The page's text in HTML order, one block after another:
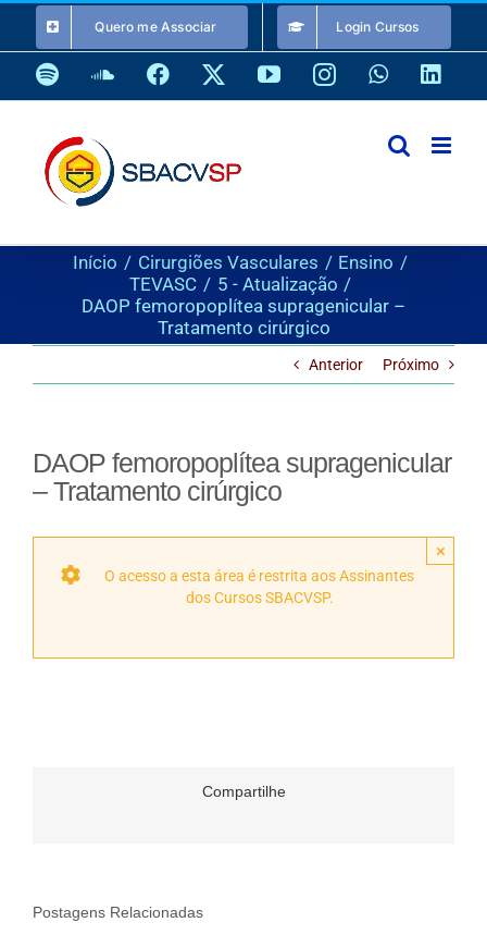
o
conteúdo
Quero me Associar Login Cursos
SpotifySoundCloud
Facebook YouTubeInstagramWhatsApp
Início Cirurgiões Vasculares
Ensino
TEVASC
5 - Atualização
DAOP femoropoplítea supragenicular –
Tratamento cirúrgico
Anterior Próximo
DAOP femoropoplítea supragenicular
– Tratamento cirúrgico
O acesso a esta área é restrita aos Assinantes
dos Cursos SBACVSP.
×
Compartilhe
Postagens Relacionadas